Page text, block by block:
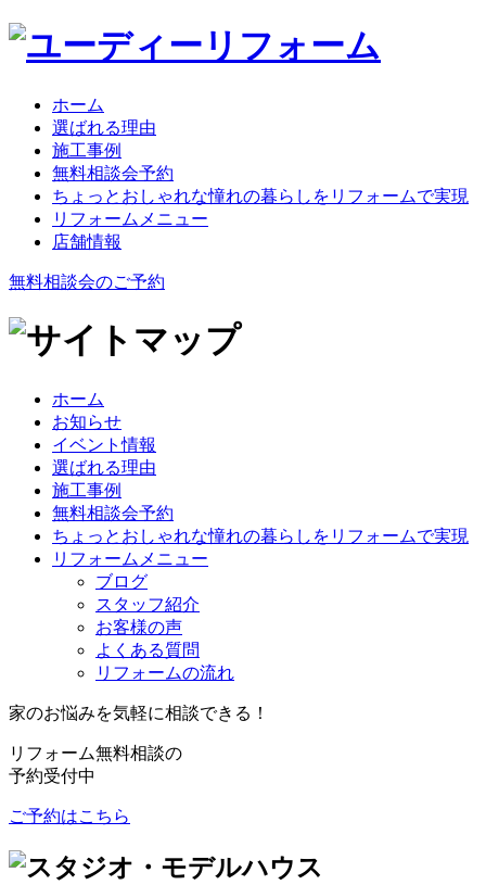
ホーム
選ばれる理由
施工事例
無料相談会予約
ちょっとおしゃれな憧れの暮らしをリフォームで実現
リフォームメニュー
店舗情報
無料相談会のご予約
ホーム
お知らせ
イベント情報
選ばれる理由
施工事例
無料相談会予約
ちょっとおしゃれな憧れの暮らしをリフォームで実現
リフォームメニュー
ブログ
スタッフ紹介
お客様の声
よくある質問
リフォームの流れ
家のお悩みを気軽に相談できる！
リフォーム無料相談の
予約受付中
ご予約はこちら